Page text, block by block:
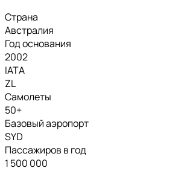
Страна
Австралия
Год основания
2002
IATA
ZL
Самолеты
50+
Базовый аэропорт
SYD
Пассажиров в год
1 500 000